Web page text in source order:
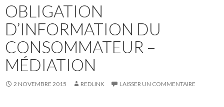
OBLIGATION
D’INFORMATION DU
CONSOMMATEUR –
MÉDIATION
2 NOVEMBRE 2015 REDLINK LAISSER UN COMMENTAIRE